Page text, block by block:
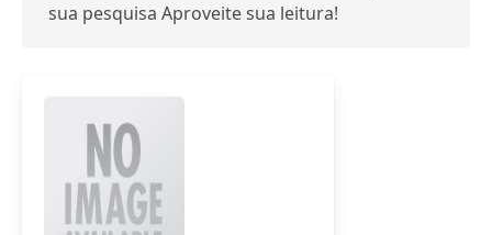
sua pesquisa Aproveite sua leitura!